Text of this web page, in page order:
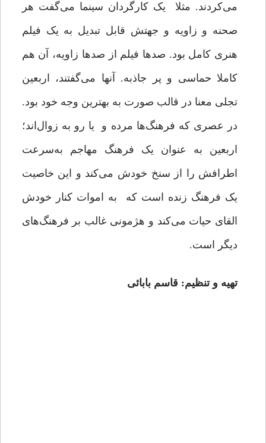
می‌کردند. مثلا یک کارگردان سینما می‌گفت هر
صحنه‌ و زاویه و جهتش قابل تبدیل به یک فیلم
هنری کامل بود. صدها فیلم از صدها زاویه، آن هم
کاملا حماسی و پر جاذبه. آنها می‌گفتند، اربعین
تجلی معنا در قالب صورت به بهترین وجه خود بود.
در عصری که فرهنگ‌ها مرده‌ و یا رو به زوال‌اند؛
اربعین به عنوان یک فرهنگ مهاجم به‌سرعت
اطرافش را از سنخ خودش می‌کند و این خاصیت
یک فرهنگ زنده است که به اموات کنار خودش
القای حیات می‌کند و هژمونی غالب بر فرهنگ‌های
دیگر است.
تهیه و تنظیم: قاسم بابائی